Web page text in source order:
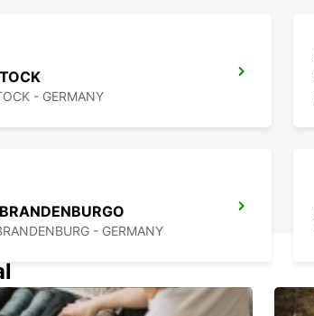
- GERMANY
- GERMANY